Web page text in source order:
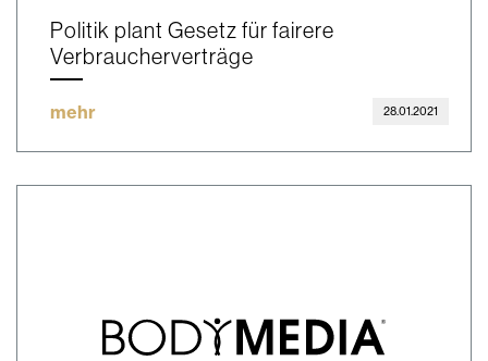
Politik plant Gesetz für fairere
Verbraucherverträge
mehr 28.01.2021